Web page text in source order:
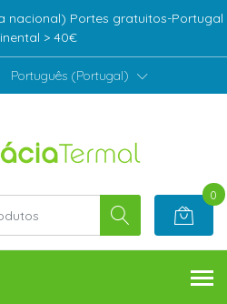
nacional) Portes gratuitos-Portugal
> 40€
Português (Portugal)
0